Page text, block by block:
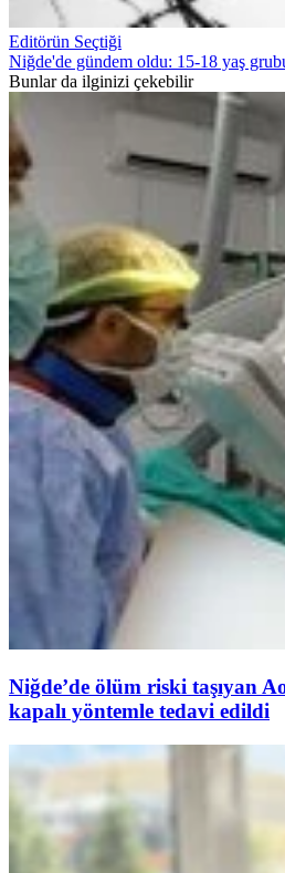
Editörün Seçtiği
Niğde'de gündem oldu: 15-18 yaş
Bunlar da ilginizi çekebilir
Niğde’de ölüm riski taşıyan
kapalı yöntemle tedavi edildi